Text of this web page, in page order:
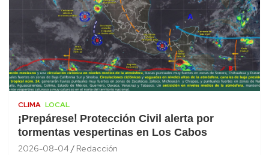
CLIMA LOCAL
¡Prepárese! Protección Civil alerta por
tormentas vespertinas en Los Cabos
2026-08-04 Redacción